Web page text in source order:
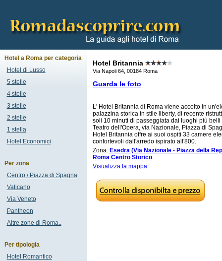
Hotel Britannia
Via Napoli 64, 00184 Roma
Guarda le foto
L' Hotel Britannia di Roma viene accolto in
palazzina storica in stile liberty, di recente
soli 10 minuti di passeggiata dai luoghi più belli
Teatro dell'Opera, via Nazionale, Piazza di
Hotel Britannia offre ai suoi ospiti 33 camere
confortevoli dall'arredo ispirato all'800.
Zona: Esedra (Via Nazionale - Piazza della
Roma Centro Storico
Visualizza la mappa
Hotel a Roma per categoria
Hotel di Lusso
5 stelle
4 stelle
3 stelle
2 stelle
1 stella
Hotel Economici
Per zona
Centro / Piazza di Spagna
Vaticano
Via Veneto
Pantheon
Altre zone di Roma..
Per tipologia
Hotel Romantico